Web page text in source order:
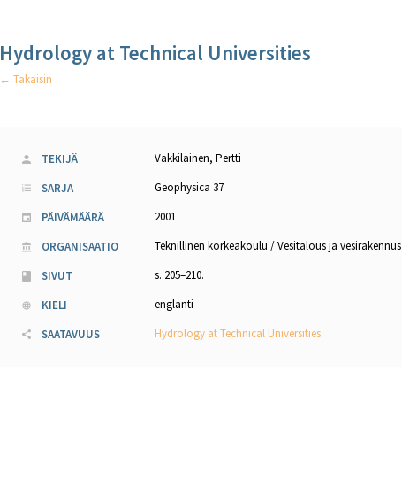
Hydrology at Technical Universities
← Takaisin
TEKIJÄ
Vakkilainen, Pertti
SARJA
Geophysica 37
PÄIVÄMÄÄRÄ
2001
ORGANISAATIO
Teknillinen korkeakoulu / Vesitalous ja vesirakennus
SIVUT
s. 205–210.
KIELI
englanti
SAATAVUUS
Hydrology at Technical Universities